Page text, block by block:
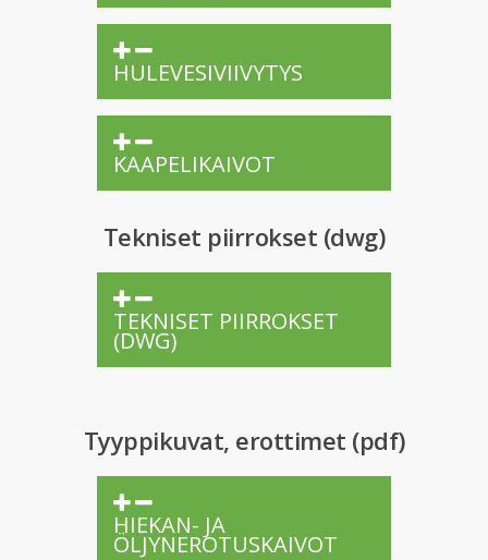
HULEVESIVIIVYTYS
KAAPELIKAIVOT
Tekniset piirrokset (dwg)
TEKNISET PIIRROKSET
(DWG)
Tyyppikuvat, erottimet (pdf)
HIEKAN- JA
ÖLJYNEROTUSKAIVOT